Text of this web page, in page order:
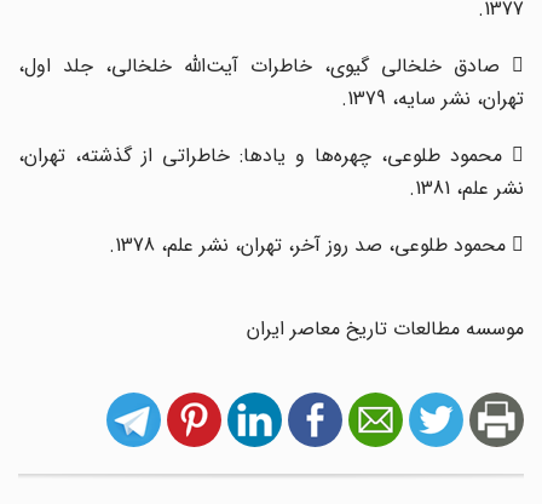
1377.
 صادق خلخالی گیوی،‌ خاطرات آیت‌الله خلخالی، جلد اول،
تهران، نشر سایه، 1379.
 محمود طلوعی، چهره‌ها و یادها: خاطراتی از گذشته، تهران،
نشر علم، 1381.
موسسه مطالعات تاریخ معاصر ایران